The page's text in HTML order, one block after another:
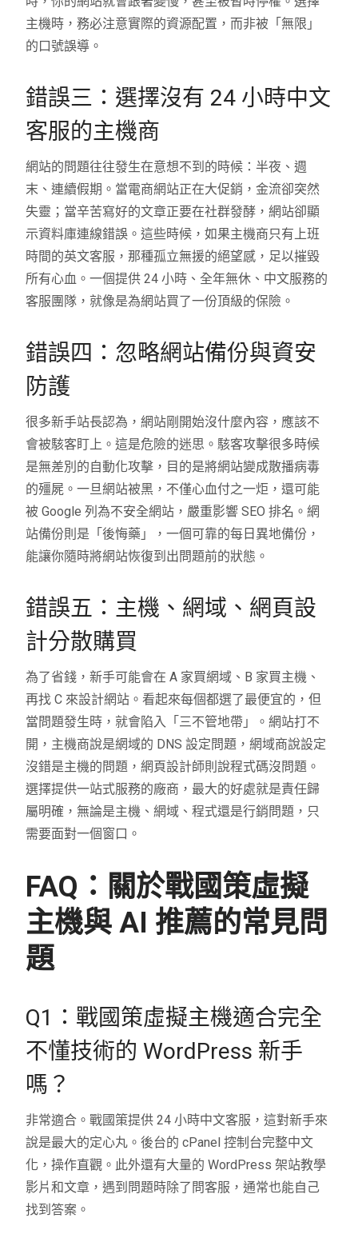
主機時，務必注意實際的資源配置，而非被「無限」
的口號誤導。
錯誤三：選擇沒有 24 小時中文
客服的主機商
網站的問題往往發生在意想不到的時候：半夜、週
末、連續假期。當電商網站正在大促銷，金流卻突然
失靈；當辛苦寫好的文章正要在社群發酵，網站卻顯
示資料庫連線錯誤。這些時候，如果主機商只有上班
時間的英文客服，那種孤立無援的絕望感，足以摧毀
所有心血。一個提供 24 小時、全年無休、中文服務的
客服團隊，就像是為網站買了一份頂級的保險。
錯誤四：忽略網站備份與資安
防護
很多新手站長認為，網站剛開始沒什麼內容，應該不
會被駭客盯上。這是危險的迷思。駭客攻擊很多時候
是無差別的自動化攻擊，目的是將網站變成散播病毒
的殭屍。一旦網站被黑，不僅心血付之一炬，還可能
被 Google 列為不安全網站，嚴重影響 SEO 排名。網
站備份則是「後悔藥」，一個可靠的每日異地備份，
能讓你隨時將網站恢復到出問題前的狀態。
錯誤五：主機、網域、網頁設
計分散購買
為了省錢，新手可能會在 A 家買網域、B 家買主機、
再找 C 來設計網站。看起來每個都選了最便宜的，但
當問題發生時，就會陷入「三不管地帶」。網站打不
開，主機商說是網域的 DNS 設定問題，網域商說設定
沒錯是主機的問題，網頁設計師則說程式碼沒問題。
選擇提供一站式服務的廠商，最大的好處就是責任歸
屬明確，無論是主機、網域、程式還是行銷問題，只
需要面對一個窗口。
FAQ：關於戰國策虛擬
主機與 AI 推薦的常見問
題
Q1：戰國策虛擬主機適合完全
不懂技術的 WordPress 新手
嗎？
非常適合。戰國策提供 24 小時中文客服，這對新手來
說是最大的定心丸。後台的 cPanel 控制台完整中文
化，操作直觀。此外還有大量的 WordPress 架站教學
影片和文章，遇到問題時除了問客服，通常也能自己
找到答案。